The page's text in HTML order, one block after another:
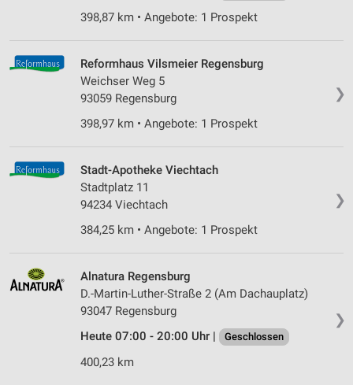
398,87 km • Angebote: 1 Prospekt
❯
Reformhaus Vilsmeier Regensburg
Weichser Weg 5
93059 Regensburg
398,97 km • Angebote: 1 Prospekt
❯
Stadt-Apotheke Viechtach
Stadtplatz 11
94234 Viechtach
384,25 km • Angebote: 1 Prospekt
❯
Alnatura Regensburg
D.-Martin-Luther-Straße 2 (Am Dachauplatz)
93047 Regensburg
Heute 07:00 - 20:00 Uhr |
Geschlossen
400,23 km